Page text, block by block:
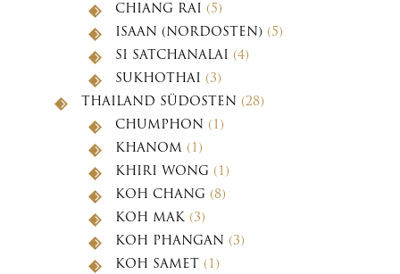
CHIANG RAI (5)
ISAAN (NORDOSTEN) (5)
SI SATCHANALAI (4)
SUKHOTHAI (3)
THAILAND SÜDOSTEN (28)
CHUMPHON (1)
KHANOM (1)
KHIRI WONG (1)
KOH CHANG (8)
KOH MAK(3)
KOH PHANGAN (3)
KOH SAMET (1)